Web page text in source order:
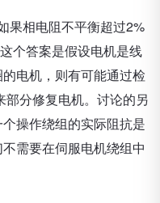
果相电阻不平衡超过2%
个答案是假设电机是线
电机，则有可能通过检
分修复电机。讨论的另
操作绕组的实际阻抗是
需要在伺服电机绕组中